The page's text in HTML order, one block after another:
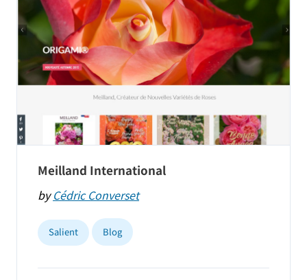
Meilland International
byCédric Converset
Salient Blog